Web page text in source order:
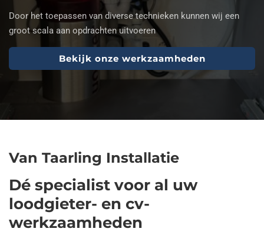
Door het toepassen van diverse technieken kunnen wij een
groot scala aan opdrachten uitvoeren
Bekijk onze werkzaamheden
Van Taarling Installatie
Dé specialist voor al uw
loodgieter- en cv-
werkzaamheden